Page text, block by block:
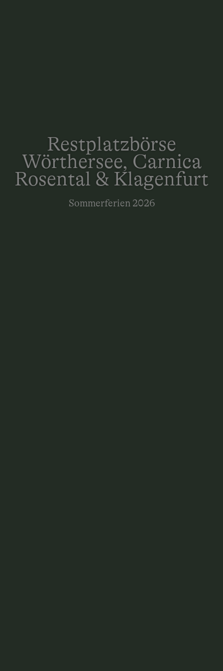
Restplatzbörse
Wörthersee, Carnica
Rosental & Klagenfurt
Sommerferien 2026